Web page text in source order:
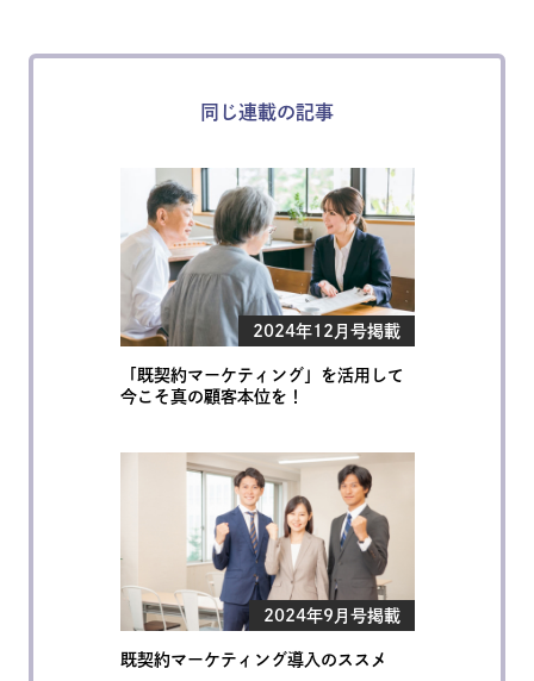
同じ連載の記事
2024年12月号掲載
「既契約マーケティング」を活用して
今こそ真の顧客本位を！
2024年9月号掲載
既契約マーケティング導入のススメ